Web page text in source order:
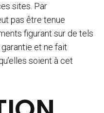
sites. Par
pas être tenue
figurant sur de tels
et ne fait
soient à cet